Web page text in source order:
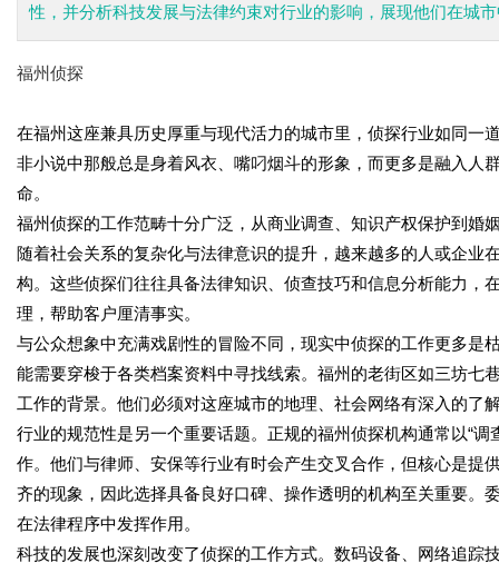
性，并分析科技发展与法律约束对行业的影响，展现他们在城
福州侦探
在福州这座兼具历史厚重与现代活力的城市里，侦探行业如同一
非小说中那般总是身着风衣、嘴叼烟斗的形象，而更多是融入人
命。
福州侦探的工作范畴十分广泛，从商业调查、知识产权保护到婚
随着社会关系的复杂化与法律意识的提升，越来越多的人或企
构。这些侦探们往往具备法律知识、侦查技巧和信息分析能力，
理，帮助客户厘清事实。
与公众想象中充满戏剧性的冒险不同，现实中侦探的工作更多是
能需要穿梭于各类档案资料中寻找线索。福州的老街区如三坊七
工作的背景。他们必须对这座城市的地理、社会网络有深入的了
行业的规范性是另一个重要话题。正规的福州侦探机构通常以“
作。他们与律师、安保等行业有时会产生交叉合作，但核心是提
齐的现象，因此选择具备良好口碑、操作透明的机构至关重要。
在法律程序中发挥作用。
科技的发展也深刻改变了侦探的工作方式。数码设备、网络追踪